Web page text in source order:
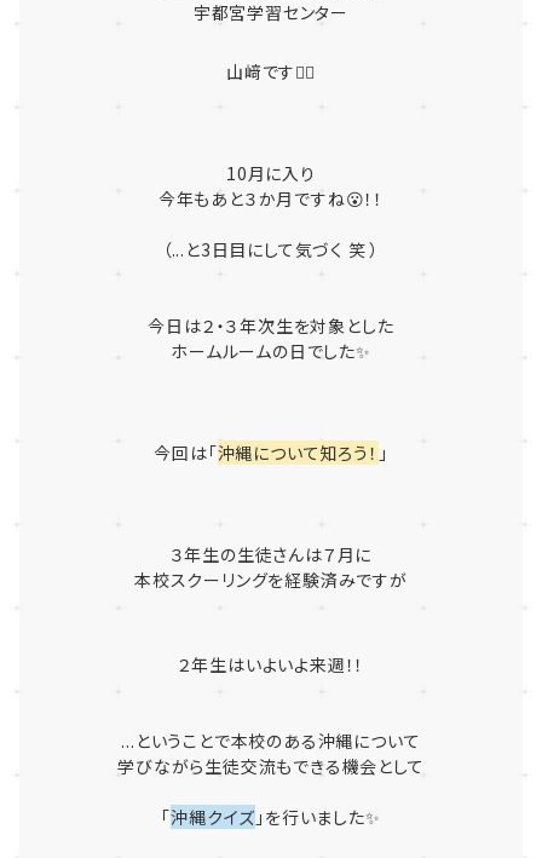
宇都宮学習センター
山﨑です🙋‍♀️
10月に入り
今年もあと３か月ですね😮！！
（...と3日目にして気づく 笑 ）
今日は２・３年次生を対象とした
ホームルームの日でした✨
今回は「沖縄について知ろう！ 」
３年生の生徒さんは７月に
本校スクーリングを経験済みですが
２年生はいよいよ来週！！
...ということで本校のある沖縄について
学びながら生徒交流もできる機会として
「沖縄クイズ 」を行いました✨